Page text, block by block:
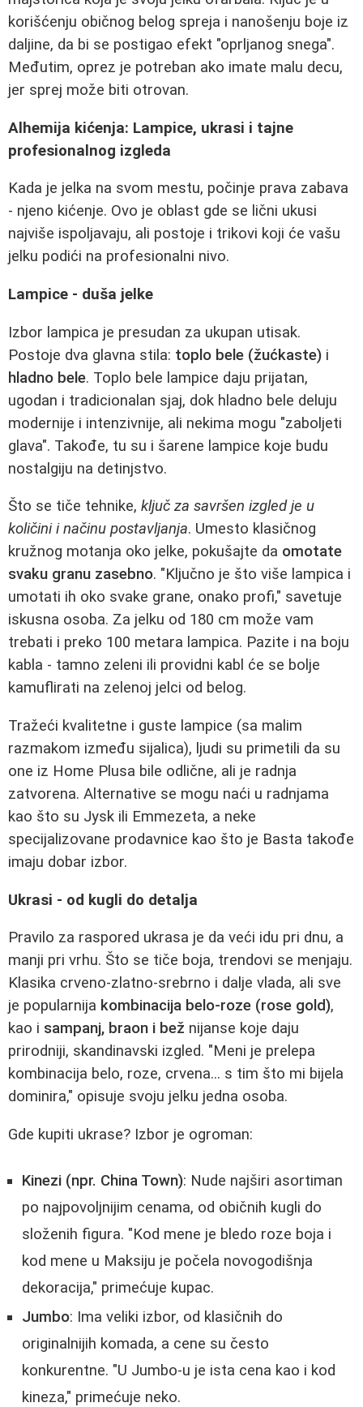
korišćenju običnog belog spreja i nanošenju boje iz
daljine, da bi se postigao efekt "oprljanog snega".
Međutim, oprez je potreban ako imate malu decu,
jer sprej može biti otrovan.
Alhemija kićenja: Lampice, ukrasi i tajne
profesionalnog izgleda
Kada je jelka na svom mestu, počinje prava zabava
- njeno kićenje. Ovo je oblast gde se lični ukusi
najviše ispoljavaju, ali postoje i trikovi koji će vašu
jelku podići na profesionalni nivo.
Lampice - duša jelke
Izbor lampica je presudan za ukupan utisak.
Postoje dva glavna stila: toplo bele (žućkaste) i
hladno bele. Toplo bele lampice daju prijatan,
ugodan i tradicionalan sjaj, dok hladno bele deluju
modernije i intenzivnije, ali nekima mogu "zaboljeti
glava". Takođe, tu su i šarene lampice koje budu
nostalgiju na detinjstvo.
Što se tiče tehnike, ključ za savršen izgled je u
količini i načinu postavljanja. Umesto klasičnog
kružnog motanja oko jelke, pokušajte da omotate
svaku granu zasebno. "Ključno je što više lampica i
umotati ih oko svake grane, onako profi," savetuje
iskusna osoba. Za jelku od 180 cm može vam
trebati i preko 100 metara lampica. Pazite i na boju
kabla - tamno zeleni ili providni kabl će se bolje
kamuflirati na zelenoj jelci od belog.
Tražeći kvalitetne i guste lampice (sa malim
razmakom između sijalica), ljudi su primetili da su
one iz Home Plusa bile odlične, ali je radnja
zatvorena. Alternative se mogu naći u radnjama
kao što su Jysk ili Emmezeta, a neke
specijalizovane prodavnice kao što je Basta takođe
imaju dobar izbor.
Ukrasi - od kugli do detalja
Pravilo za raspored ukrasa je da veći idu pri dnu, a
manji pri vrhu. Što se tiče boja, trendovi se menjaju.
Klasika crveno-zlatno-srebrno i dalje vlada, ali sve
je popularnija kombinacija belo-roze (rose gold),
kao i sampanj, braon i bež nijanse koje daju
prirodniji, skandinavski izgled. "Meni je prelepa
kombinacija belo, roze, crvena... s tim što mi bijela
dominira," opisuje svoju jelku jedna osoba.
Gde kupiti ukrase? Izbor je ogroman:
Kinezi (npr. China Town): Nude najširi asortiman
po najpovoljnijim cenama, od običnih kugli do
složenih figura. "Kod mene je bledo roze boja i
kod mene u Maksiju je počela novogodišnja
dekoracija," primećuje kupac.
Jumbo: Ima veliki izbor, od klasičnih do
originalnijih komada, a cene su često
konkurentne. "U Jumbo-u je ista cena kao i kod
kineza," primećuje neko.